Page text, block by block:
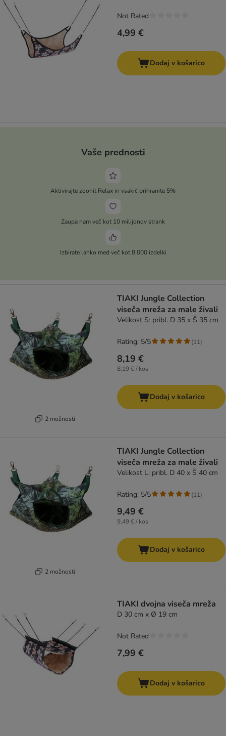
4,99 €
Not Rated
Dodaj v košarico
Vaše prednosti
Aktivirajte zoohit Relax in vsakič prihranite 5%
Zaupa nam več kot 10 milijonov strank
Izbirate lahko med več kot 8.000 izdelki
2 možnosti
TIAKI Jungle Collection
viseča mreža za male živali
Velikost S: pribl. D 35 x Š 35 cm
8,19 €
8,19 € / kos
Rating: 5/5 (11)
Dodaj v košarico
2 možnosti
TIAKI Jungle Collection
viseča mreža za male živali
Velikost L: pribl. D 40 x Š 40 cm
9,49 €
9,49 € / kos
Rating: 5/5 (11)
Dodaj v košarico
TIAKI dvojna viseča mreža
D 30 cm x Ø 19 cm
7,99 €
Not Rated
Dodaj v košarico